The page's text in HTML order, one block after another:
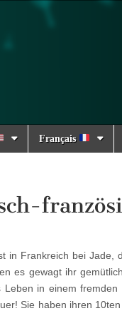
Français
in Frankreich bei Jade,
es gewagt ihr
in einem
Sie haben ihren